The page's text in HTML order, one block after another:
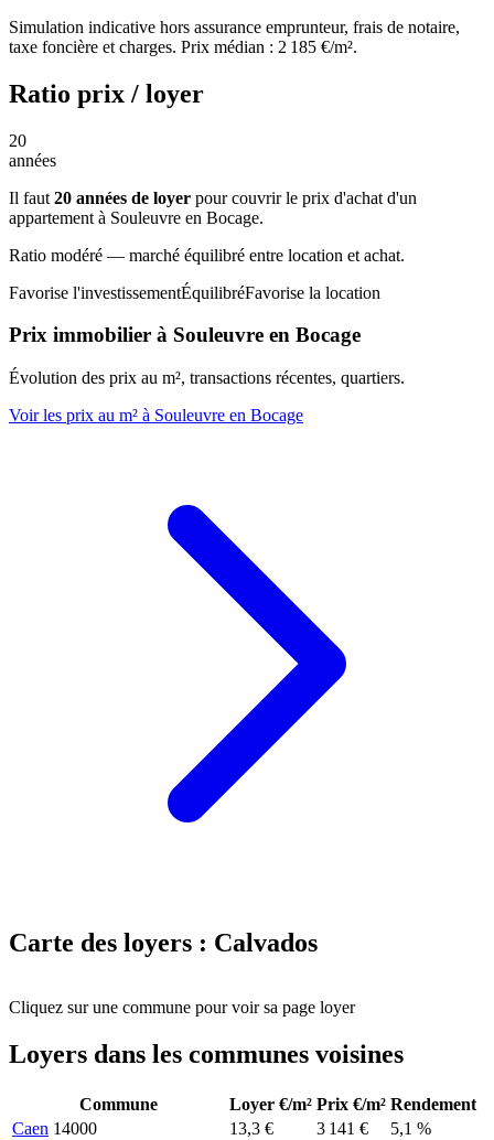
Simulation indicative hors assurance emprunteur, frais de notaire,
taxe foncière et charges. Prix médian : 2 185 €/m².
Ratio prix / loyer
20
années
Il faut 20 années de loyer pour couvrir le prix d'achat d'un
appartement à Souleuvre en Bocage.
Ratio modéré — marché équilibré entre location et achat.
Favorise l'investissementÉquilibréFavorise la location
Prix immobilier à Souleuvre en Bocage
Évolution des prix au m², transactions récentes, quartiers.
Voir les prix au m² à Souleuvre en Bocage
Carte des loyers : Calvados
+
Cliquez sur une commune pour voir sa page loyer
Loyers dans les communes voisines
Commune Loyer €/m² Prix €/m² Rendement
Caen 14000 13,3 € 3 141 €
5,1 %